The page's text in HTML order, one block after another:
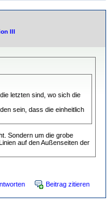
III
letzten sind, wo sich die
sein, dass die einheitlich
Sondern um die grobe
auf den Außenseiten der
Beitrag zitieren